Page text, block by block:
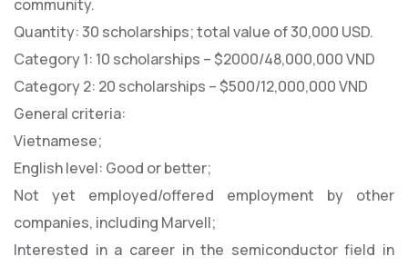
community.
Quantity: 30 scholarships; total value of 30,000 USD.
Category 1: 10 scholarships – $2000/48,000,000 VND
Category 2: 20 scholarships – $500/12,000,000 VND
General criteria:
Vietnamese;
English level: Good or better;
Not yet employed/offered employment by other
companies, including Marvell;
Interested in a career in the semiconductor field in